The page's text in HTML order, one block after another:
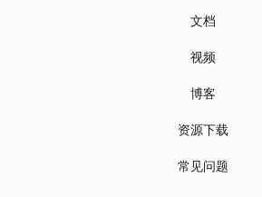
文档
视频
博客
资源下载
常见问题